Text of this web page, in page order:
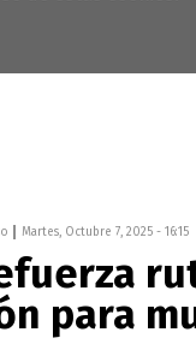
Martes, Octubre 7, 2025 - 16:15
para